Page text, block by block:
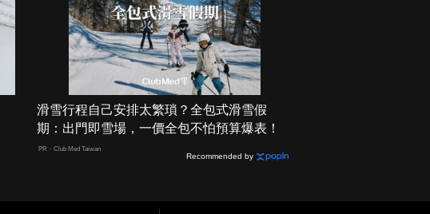
滑雪行程自己安排太繁瑣？全包式滑雪假
期：出門即雪場，一價全包不怕預算爆表！
PR・Club Med Taiwan
Recommended by